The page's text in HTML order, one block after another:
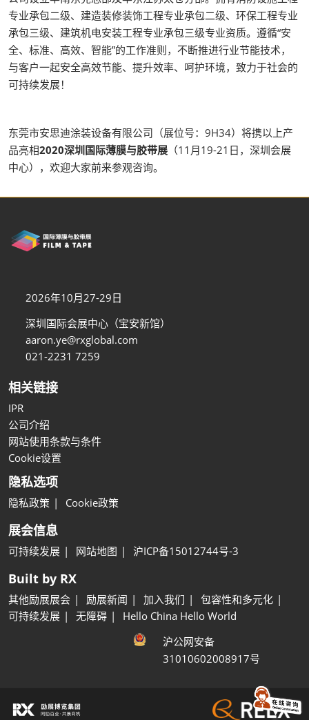
专业承包二级、建造装修装饰工程专业承包二级、环保工程专业
承包三级、建筑机电安装工程专业承包三级专业资质。遵循“安
全、标准、高效、智能”的工作准则，不断推进行业节能技术，
与客户一起安全高效节能、提升效率、呵护环境，致力于社会的
可持续发展！
东莞市安思迪涂装设备有限公司（展位号：9H34）将携以上产
品亮相2020深圳国际薄膜与胶带展 （11月19-21日，深圳会展
中心），欢迎大家前来参观咨询。
2026年10月27-29日
深圳国际会展中心（宝安新馆）
aaron.ye@rxglobal.com
021-2231 7259
相关链接
IPR
公司介绍
网站使用条款与条件
Cookie设置
隐私选项
隐私政策 Cookie政策
展会信息
可持续发展 网站地图 沪ICP备15012744号-3
Built by RX
其他励展展会 励展新闻 加入我们
包容性和多元化
可持续发展
无障碍
Hello China Hello World
沪公网安备
31010602008917号